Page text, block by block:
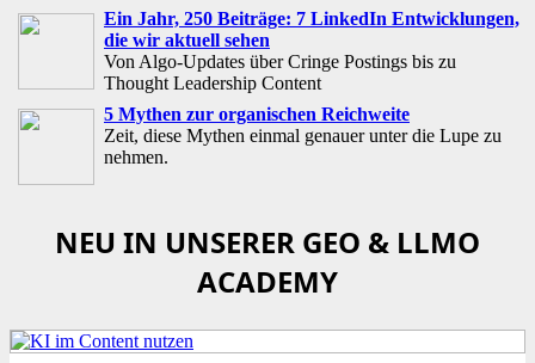
Ein Jahr, 250 Beiträge: 7 LinkedIn Entwicklungen,
die wir aktuell sehen
Von Algo-Updates über Cringe Postings bis zu
Thought Leadership Content
5 Mythen zur organischen Reichweite
Zeit, diese Mythen einmal genauer unter die Lupe zu
nehmen.
NEU IN UNSERER GEO & LLMO
ACADEMY